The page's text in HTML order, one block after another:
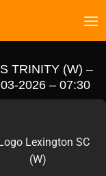
TRINITY (W) –
2026 – 07:30